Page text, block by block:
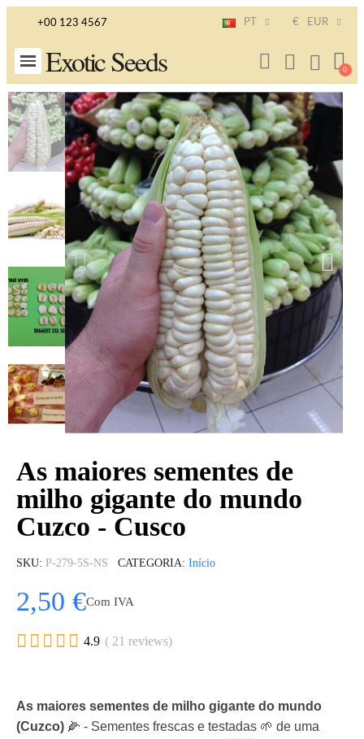
+00 123 4567 PT € EUR
Exotic Seeds
As maiores sementes de
milho gigante do mundo
Cuzco - Cusco
SKU P-279-5S-NS CATEGORIA Início
2,50 €Com IVA
     4.9 ( 21 reviews)
As maiores sementes de milho gigante do mundo
(Cuzco) 🌽 - Sementes frescas e testadas 🌱 de uma